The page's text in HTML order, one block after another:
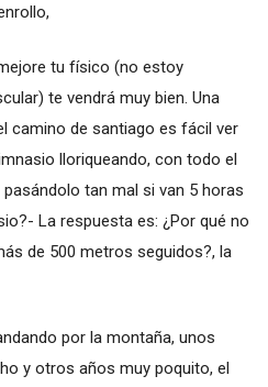
tu físico (no estoy
te vendrá muy bien. Una
camino de santiago es fácil ver
lloriqueando, con todo el
tan mal si van 5 horas
La respuesta es: ¿Por qué no
de 500 metros seguidos?, la
por la montaña, unos
y otros años muy poquito, el